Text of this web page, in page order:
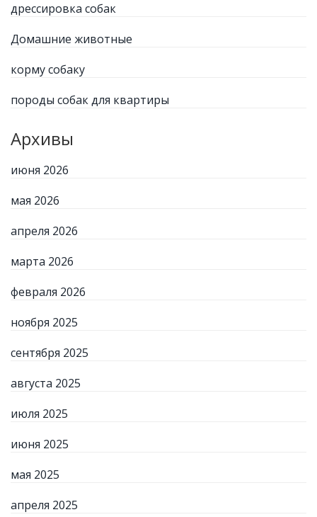
дрессировка собак
Домашние животные
корму собаку
породы собак для квартиры
Архивы
июня 2026
мая 2026
апреля 2026
марта 2026
февраля 2026
ноября 2025
сентября 2025
августа 2025
июля 2025
июня 2025
мая 2025
апреля 2025